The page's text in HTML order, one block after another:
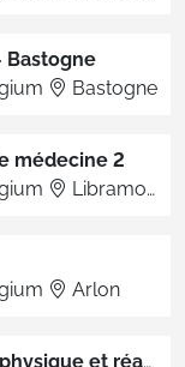
Bastogne
Bastogne
médecine 2
Libramont-Chevigny
Arlon
Médecin spécialiste en médecine physique et réadaptation pédiatrique (M/F) - Centre Eclore